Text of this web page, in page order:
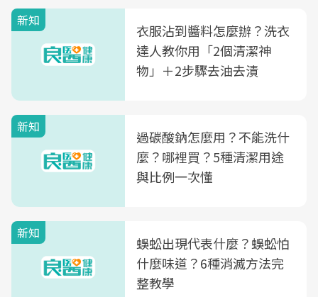
新知
衣服沾到醬料怎麼辦？洗衣
達人教你用「2個清潔神
物」＋2步驟去油去漬
新知
過碳酸鈉怎麼用？不能洗什
麼？哪裡買？5種清潔用途
與比例一次懂
新知
蜈蚣出現代表什麼？蜈蚣怕
什麼味道？6種消滅方法完
整教學